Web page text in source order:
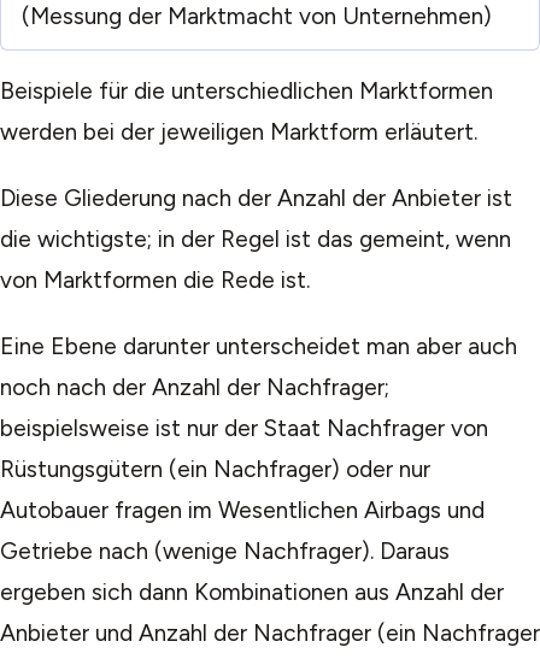
(Messung der Marktmacht von Unternehmen)
Beispiele für die unterschiedlichen Marktformen
werden bei der jeweiligen Marktform erläutert.
Diese Gliederung nach der Anzahl der Anbieter ist
die wichtigste; in der Regel ist das gemeint, wenn
von Marktformen die Rede ist.
Eine Ebene darunter unterscheidet man aber auch
noch nach der Anzahl der Nachfrager;
beispielsweise ist nur der Staat Nachfrager von
Rüstungsgütern (ein Nachfrager) oder nur
Autobauer fragen im Wesentlichen Airbags und
Getriebe nach (wenige Nachfrager). Daraus
ergeben sich dann Kombinationen aus Anzahl der
Anbieter und Anzahl der Nachfrager (ein Nachfrager